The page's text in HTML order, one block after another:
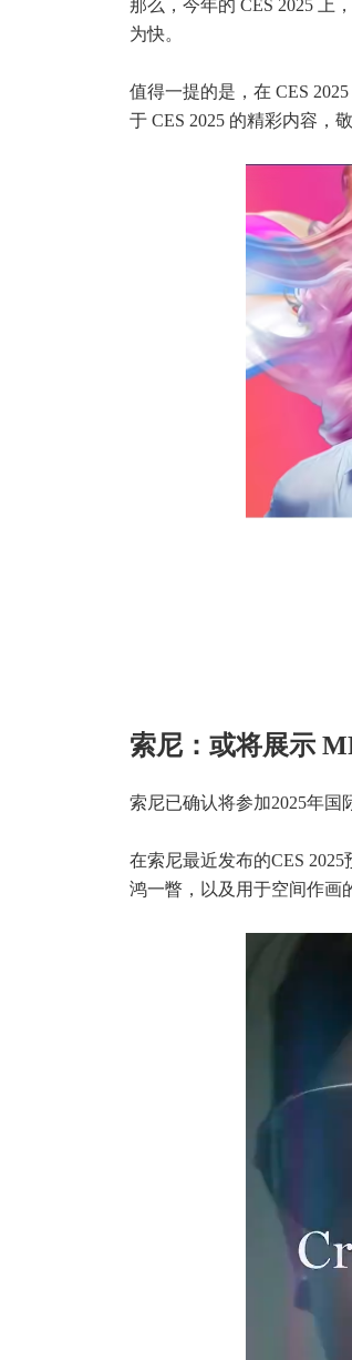
那么，今年的 CES 2025 上
为快。
值得一提的是，在 CES
于 CES 2025 的精彩内容，
索尼：或将展示
索尼已确认将参加2025年国
在索尼最近发布的CES
鸿一瞥，以及用于空间作画